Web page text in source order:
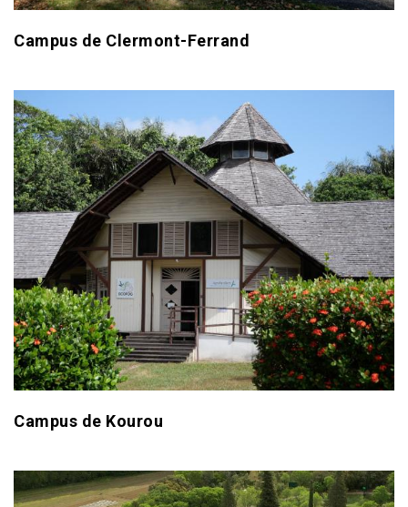
Campus de Clermont-Ferrand
Campus de Kourou